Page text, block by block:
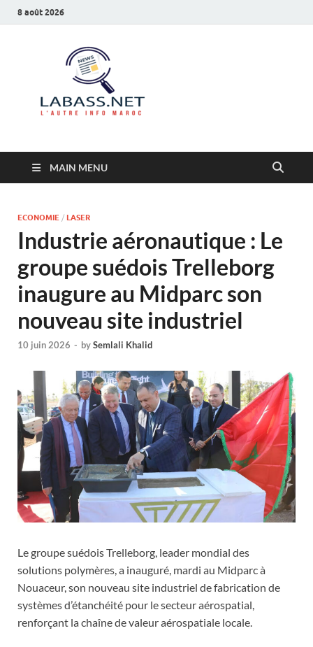
8 août 2026
MAIN MENU
ECONOMIE / LASER
Industrie aéronautique : Le
groupe suédois Trelleborg
inaugure au Midparc son
nouveau site industriel
10 juin 2026 - bySemlali Khalid
Le groupe suédois Trelleborg, leader mondial des
solutions polymères, a inauguré, mardi au Midparc à
Nouaceur, son nouveau site industriel de fabrication de
systèmes d’étanchéité pour le secteur aérospatial,
renforçant la chaîne de valeur aérospatiale locale.